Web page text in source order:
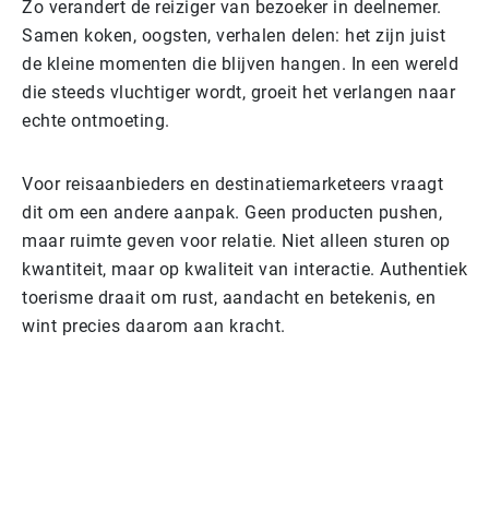
Zo verandert de reiziger van bezoeker in deelnemer.
Samen koken, oogsten, verhalen delen: het zijn juist
de kleine momenten die blijven hangen. In een wereld
die steeds vluchtiger wordt, groeit het verlangen naar
echte ontmoeting.
Voor reisaanbieders en destinatiemarketeers vraagt
dit om een andere aanpak. Geen producten pushen,
maar ruimte geven voor relatie. Niet alleen sturen op
kwantiteit, maar op kwaliteit van interactie. Authentiek
toerisme draait om rust, aandacht en betekenis, en
wint precies daarom aan kracht.